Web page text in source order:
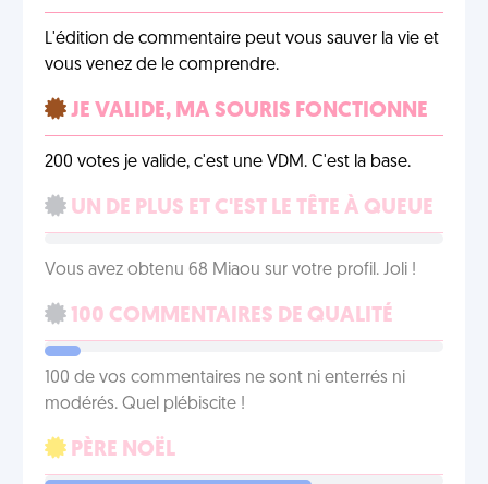
L'édition de commentaire peut vous sauver la vie et
vous venez de le comprendre.
JE VALIDE, MA SOURIS FONCTIONNE
200 votes je valide, c'est une VDM. C'est la base.
UN DE PLUS ET C'EST LE TÊTE À QUEUE
Vous avez obtenu 68 Miaou sur votre profil. Joli !
100 COMMENTAIRES DE QUALITÉ
100 de vos commentaires ne sont ni enterrés ni
modérés. Quel plébiscite !
PÈRE NOËL